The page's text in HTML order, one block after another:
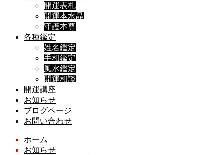
開運表札
開運本水晶
守護本尊
各種鑑定
姓名鑑定
手相鑑定
風水鑑定
開運相談
開運講座
お知らせ
ブログページ
お問い合わせ
ホーム
お知らせ